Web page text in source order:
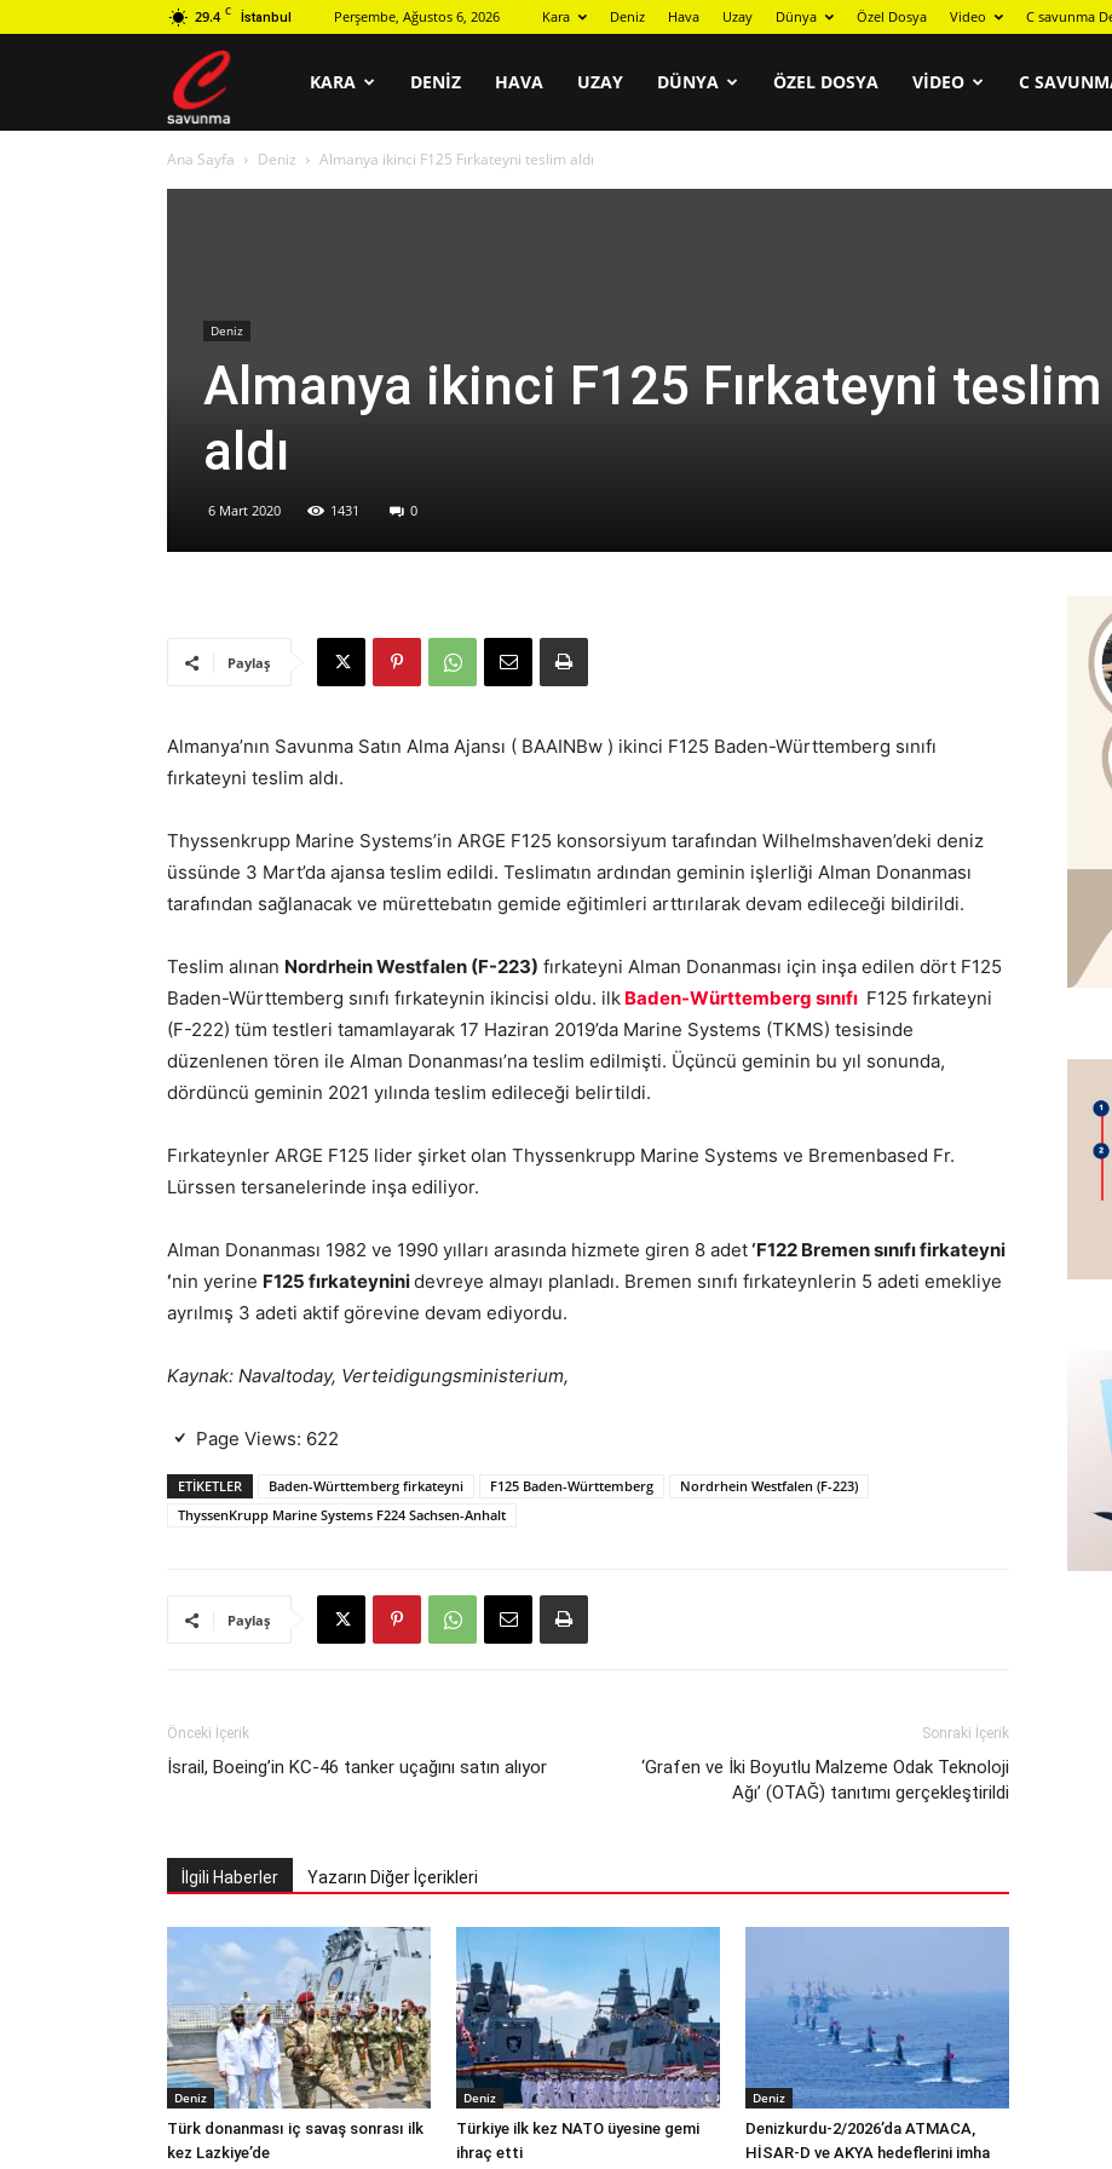
29.4 C İstanbul Perşembe, Ağustos 6, 2026 Kara Deniz Hava Uzay Dünya Özel Dosya Video C savunma
KARA DENIZ HAVA UZAY DÜNYA ÖZEL DOSYA VIDEO C
Ana Sayfa Deniz Almanya ikinci F125 Fırkateyni teslim aldı
Deniz
Almanya ikinci F125 Fırkateyni teslim
aldı
6 Mart 2020 1431 0
Paylaş
Almanya’nın Savunma Satın Alma Ajansı ( BAAINBw ) ikinci F125 Baden-Württemberg sınıfı
fırkateyni teslim aldı.
Thyssenkrupp Marine Systems’in ARGE F125 konsorsiyum tarafından Wilhelmshaven’deki deniz
üssünde 3 Mart’da ajansa teslim edildi. Teslimatın ardından geminin işlerliği Alman Donanması
tarafından sağlanacak ve mürettebatın gemide eğitimleri arttırılarak devam edileceği bildirildi.
Teslim alınan Nordrhein Westfalen (F-223) fırkateyni Alman Donanması için inşa edilen dört F125
Baden-Württemberg sınıfı fırkateynin ikincisi oldu. ilk Baden-Württemberg sınıfı F125 fırkateyni
(F-222) tüm testleri tamamlayarak 17 Haziran 2019’da Marine Systems (TKMS) tesisinde
düzenlenen tören ile Alman Donanması’na teslim edilmişti. Üçüncü geminin bu yıl sonunda,
dördüncü geminin 2021 yılında teslim edileceği belirtildi.
Fırkateynler ARGE F125 lider şirket olan Thyssenkrupp Marine Systems ve Bremenbased Fr.
Lürssen tersanelerinde inşa ediliyor.
Alman Donanması 1982 ve 1990 yılları arasında hizmete giren 8 adet‘F122 Bremen sınıfı firkateyni
‘nin yerine F125 fırkateyninidevreye almayı planladı. Bremen sınıfı fırkateynlerin 5 adeti emekliye
ayrılmış 3 adeti aktif görevine devam ediyordu.
Kaynak: Navaltoday, Verteidigungsministerium,
Page Views: 622
ETIKETLER Baden-Württemberg firkateyni F125 Baden-Württemberg
Nordrhein Westfalen (F-223)
ThyssenKrupp Marine Systems F224 Sachsen-Anhalt
Paylaş
Önceki İçerik
İsrail, Boeing’in KC-46 tanker uçağını satın alıyor
Sonraki İçerik
‘Grafen ve İki Boyutlu Malzeme Odak Teknoloji
Ağı’ (OTAĞ) tanıtımı gerçekleştirildi
İlgili Haberler Yazarın Diğer İçerikleri
Deniz
Türk donanması iç savaş sonrası ilk
kez Lazkiye’de
Deniz
Türkiye ilk kez NATO üyesine gemi
ihraç etti
Deniz
Denizkurdu-2/2026’da ATMACA,
HİSAR-D ve AKYA hedeflerini imha